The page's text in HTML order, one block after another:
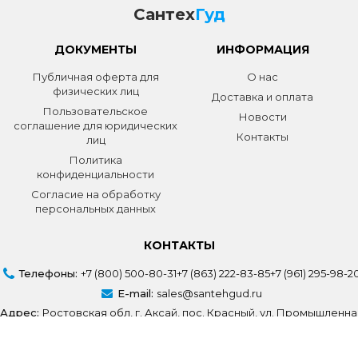
СантехГуд
ДОКУМЕНТЫ
Публичная оферта для
физических лиц
Пользовательское
соглашение для юридических
лиц
Политика
конфиденциальности
Согласие на обработку
персональных данных
ИНФОРМАЦИЯ
О нас
Доставка и оплата
Новости
Контакты
КОНТАКТЫ
Телефоны: +7 (800) 500-80-31+7 (863) 222-83-85+7 (961) 295-98-
E-mail: sales@santehgud.ru
Адрес: Ростовская обл, г. Аксай, пос. Красный, ул.